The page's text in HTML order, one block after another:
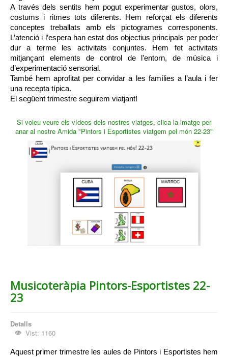
A través dels sentits hem pogut experimentar gustos, olors,
costums i ritmes tots diferents. Hem reforçat els diferents
conceptes treballats amb els pictogrames corresponents.
L’atenció i l’espera han estat dos objectius principals per poder
dur a terme les activitats conjuntes. Hem fet activitats
mitjançant elements de control de l’entorn, de música i
d’experimentació sensorial.
També hem aprofitat per convidar a les famílies a l’aula i fer
una recepta típica.
El següent trimestre seguirem viatjant!
Si voleu veure els vídeos dels nostres viatges, clica la imatge per
anar al nostre Amida "Pintors i Esportistes viatgem pel món 22-23"
Musicoteràpia Pintors-Esportistes 22-
23
Detalls
Vist: 1160
Aquest primer trimestre les aules de Pintors i Esportistes hem